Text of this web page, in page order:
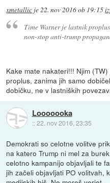
xmetallic je22. nov 2016 ob 19:15
Time Warner je lastnik
non-stop anti-trump
Kake mate nakateri!!! Njim
proplus, zanima jih samo
dobičku, ne v lastniških
Looooooka
::22. nov 2016, 23:35
Demokrati so celotne volitve
na katero Trump ni mel za
celotno kampanijo objavljali te
jih začeli objavljati PO volitvah,